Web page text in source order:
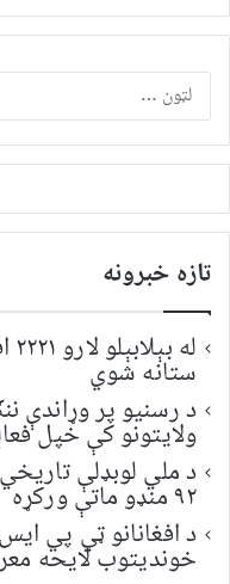
تازه خبرونه
ستانه شوي
د رسنیو پر وړاندې
ولایتونو کې خپل
د ملي لوبډلې تاریخي
۹۲ منډو ماتې ورکړه
د افغانانو ټي پي
خونديتوب لایحه